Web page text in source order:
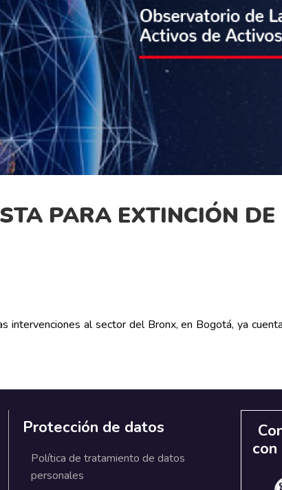
PARA EXTINCIÓN
al sector del Bronx, en Bogotá, ya
Protección de datos
Política de tratamiento de datos
personales